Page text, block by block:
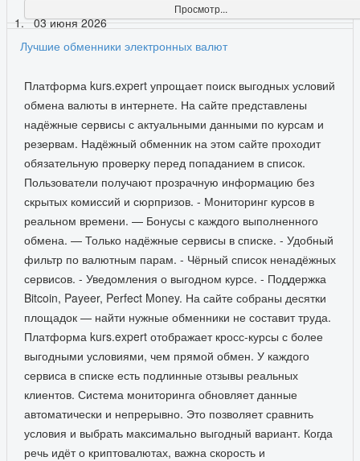
Просмотр...
03 июня 2026
Лучшие обменники электронных валют
Платформа kurs.expert упрощает поиск выгодных условий
обмена валюты в интернете. На сайте представлены
надёжные сервисы с актуальными данными по курсам и
резервам. Надёжный обменник на этом сайте проходит
обязательную проверку перед попаданием в список.
Пользователи получают прозрачную информацию без
скрытых комиссий и сюрпризов. - Мониторинг курсов в
реальном времени. — Бонусы с каждого выполненного
обмена. — Только надёжные сервисы в списке. - Удобный
фильтр по валютным парам. - Чёрный список ненадёжных
сервисов. - Уведомления о выгодном курсе. - Поддержка
Bitcoin, Payeer, Perfect Money. На сайте собраны десятки
площадок — найти нужные обменники не составит труда.
Платформа kurs.expert отображает кросс-курсы с более
выгодными условиями, чем прямой обмен. У каждого
сервиса в списке есть подлинные отзывы реальных
клиентов. Система мониторинга обновляет данные
автоматически и непрерывно. Это позволяет сравнить
условия и выбрать максимально выгодный вариант. Когда
речь идёт о криптовалютах, важна скорость и